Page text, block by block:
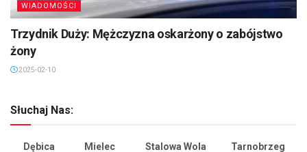
WIADOMOŚCI
Trzydnik Duży: Mężczyzna oskarżony o zabójstwo
żony
2025-02-10
Słuchaj Nas:
Dębica Mielec Stalowa Wola
Tarnobrzeg